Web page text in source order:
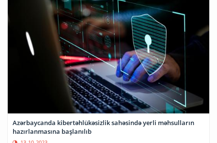
Azərbaycanda kibertəhlükəsizlik sahəsində yerli məhsulların
hazırlanmasına başlanılıb